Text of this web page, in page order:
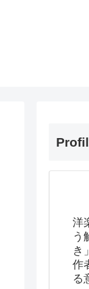
洋
う
き
作
る